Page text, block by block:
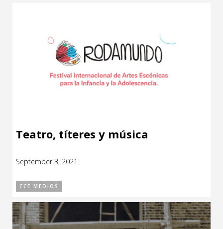
Teatro, títeres y música
September 3, 2021
CCE MEDIOS